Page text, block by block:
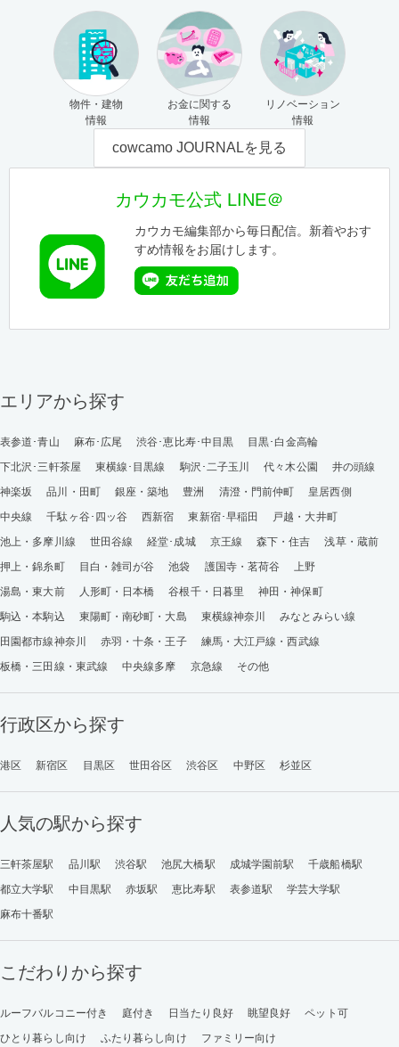
物件・建物
情報
お金に関する
情報
リノベーション
情報
cowcamo JOURNALを見る
カウカモ公式 LINE＠
カウカモ編集部から毎日配信。新着やおす
すめ情報をお届けします。
エリアから探す
表参道･青山 麻布･広尾 渋谷･恵比寿･中目黒
目黒･白金高輪
下北沢･三軒茶屋
東横線･目黒線 駒沢･二子玉川 代々木公園
井の頭線
神楽坂
品川・田町 銀座・築地 豊洲 清澄・門前仲町
皇居西側
中央線
千駄ヶ谷･四ッ谷 西新宿 東新宿･早稲田
戸越・大井町
池上・多摩川線
世田谷線 経堂･成城 京王線 森下・住吉
浅草・蔵前
押上・錦糸町
目白・雑司が谷 池袋 護国寺・茗荷谷
上野
湯島・東大前
人形町・日本橋 谷根千・日暮里
神田・神保町
駒込・本駒込
東陽町・南砂町・大島 東横線神奈川
みなとみらい線
田園都市線神奈川
赤羽・十条・王子
練馬・大江戸線・西武線
板橋・三田線・東武線
中央線多摩 京急線 その他
行政区から探す
港区 新宿区 目黒区 世田谷区 渋谷区 中野区 杉並区
人気の駅から探す
三軒茶屋駅 品川駅 渋谷駅 池尻大橋駅 成城学園前駅
千歳船橋駅
都立大学駅
中目黒駅 赤坂駅 恵比寿駅 表参道駅
学芸大学駅
麻布十番駅
こだわりから探す
ルーフバルコニー付き 庭付き 日当たり良好 眺望良好
ペット可
ひとり暮らし向け
ふたり暮らし向け ファミリー向け